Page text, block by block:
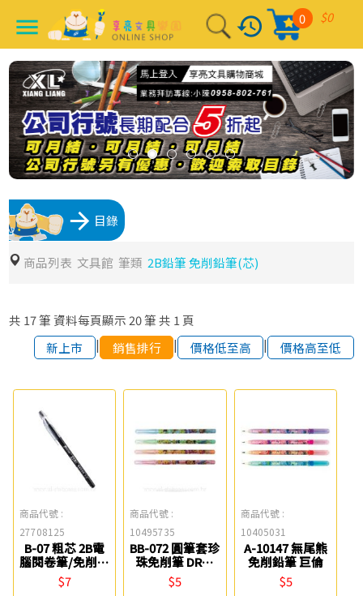
menu history $0
0
arrow_forward 目錄
商品列表 文具館 筆類 2B鉛筆 免削鉛筆(芯)
共 17筆 資料每頁顯示 20筆 共 1頁
新上市
| 銷售排行 | 價格低至高 | 價格高至低
商品代號 :
27708125
B-07 粗芯 2B電
腦閱卷筆/免削鉛
筆 Pencom尚禹
$7
商品代號 :
10495735
BB-072 圓筆套珍
珠免削筆 DR龍
和
$5
商品代號 :
10405031
A-10147 無尾熊
免削鉛筆 巨倫
$5